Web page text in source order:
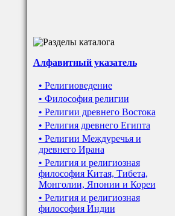
Алфавитный указатель
• Религиоведение
• Философия религии
• Религии древнего Востока
• Религия древнего Египта
• Религии Междуречья и
древнего Ирана
• Религия и религиозная
философия Китая, Тибета,
Монголии, Японии и Кореи
• Религия и религиозная
философия Индии